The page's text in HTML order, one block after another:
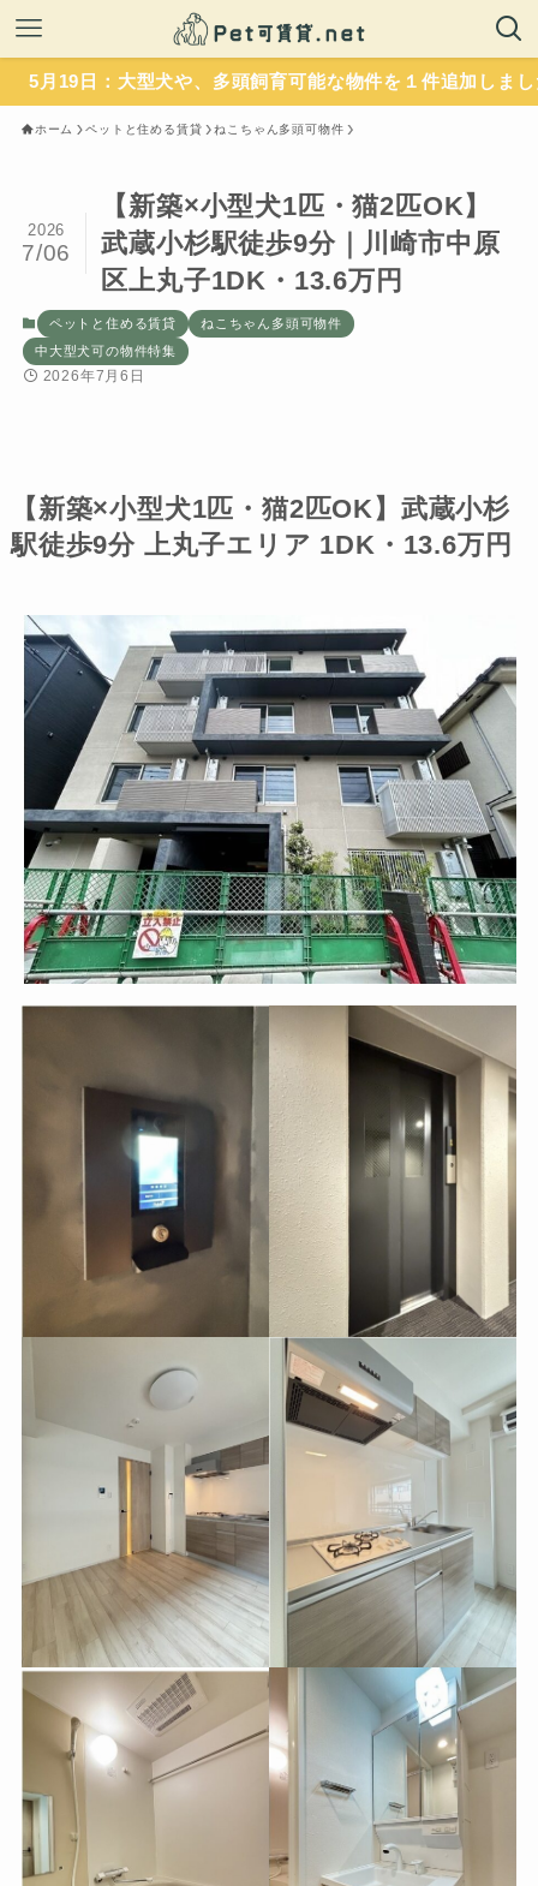
：大型犬や、多頭飼育可能な物件を１件追加しました。いず
ホーム ペットと住める賃貸 ねこちゃん多頭可物件
【新築×小型犬1匹・猫2匹OK】
武蔵小杉駅徒歩9分｜川崎市中原
区上丸子1DK・13.6万円
2026
7/06
ペットと住める賃貸
ねこちゃん多頭可物件
中大型犬可の物件特集
2026年7月6日
【新築×小型犬1匹・猫2匹OK】武蔵小杉
駅徒歩9分 上丸子エリア 1DK・13.6万円